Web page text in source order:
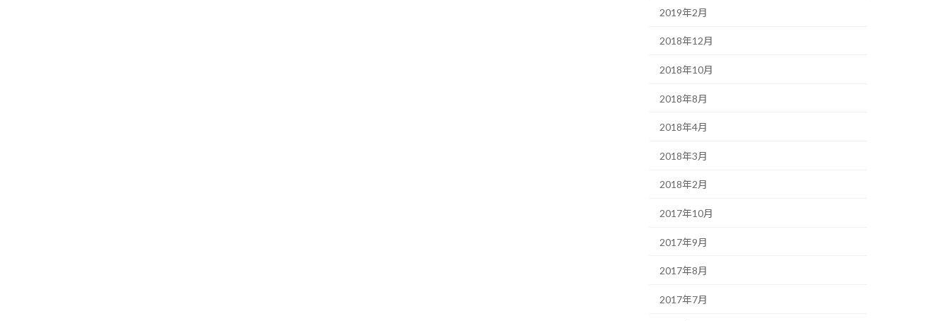
2019年2月
2018年12月
2018年10月
2018年8月
2018年4月
2018年3月
2018年2月
2017年10月
2017年9月
2017年8月
2017年7月